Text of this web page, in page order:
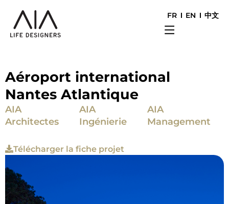
FR EN 中文
Aéroport international
Nantes Atlantique
AIA
Architectes
AIA
Ingénierie
AIA
Management
Télécharger la fiche projet